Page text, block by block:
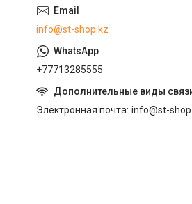
info@st-shop.kz
+77713285555
Электронная почта info@st-